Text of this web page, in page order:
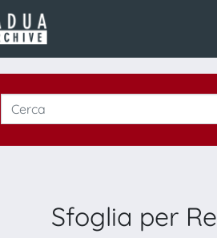
Sfoglia per